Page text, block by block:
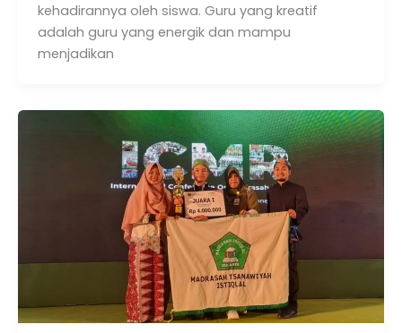
kehadirannya oleh siswa. Guru yang kreatif
adalah guru yang energik dan mampu
menjadikan